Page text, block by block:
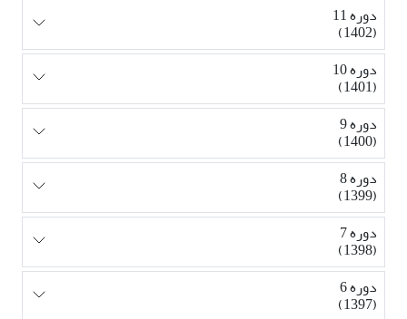
دوره 11
(1402)
دوره 10
(1401)
دوره 9
(1400)
دوره 8
(1399)
دوره 7
(1398)
دوره 6
(1397)